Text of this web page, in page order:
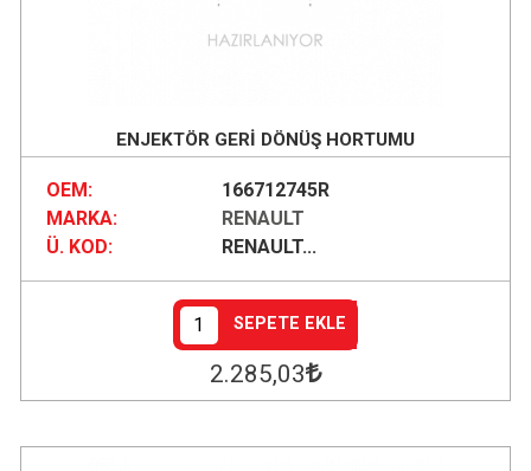
ENJEKTÖR GERİ DÖNÜŞ HORTUMU
OEM:
166712745R
MARKA:
RENAULT
Ü. KOD:
RENAULT...
SEPETE EKLE
2.285,03